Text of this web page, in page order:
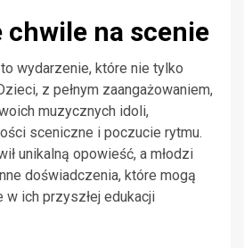
chwile na scenie
wydarzenie, które nie tylko
z pełnym zaangażowaniem,
muzycznych idoli,
sceniczne i poczucie rytmu.
unikalną opowieść, a młodzi
doświadczenia, które mogą
ich przyszłej edukacji